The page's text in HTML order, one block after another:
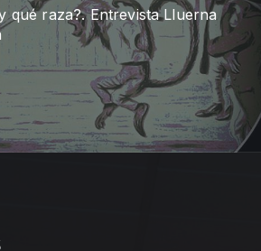
qué raza?. Entrevista Lluerna